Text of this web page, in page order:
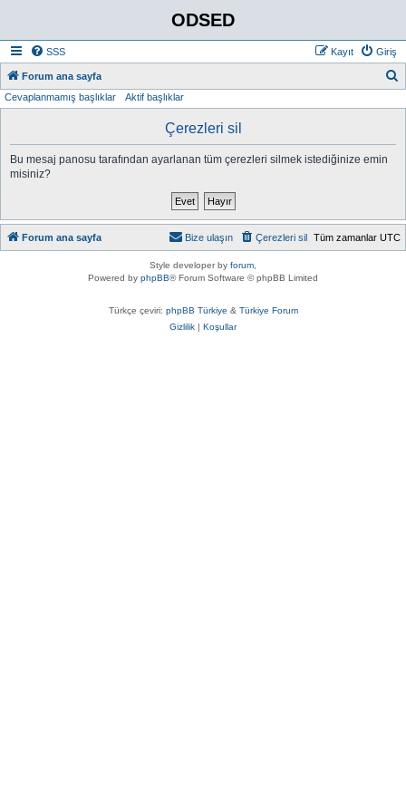
ODSED
SSS Giriş
Kayıt
Forum ana sayfa
Cevaplanmamış başlıklar Aktif başlıklar
Çerezleri sil
Bu mesaj panosu tarafından ayarlanan tüm çerezleri silmek istediğinize emin
misiniz?
Forum ana sayfa Tüm zamanlar UTC
Çerezleri sil
Bize ulaşın
Style developer by forum
Powered by phpBB® Forum Software © phpBB Limited
Türkçe çeviri: phpBB Türkiye & Türkiye Forum
Gizlilik | Koşullar